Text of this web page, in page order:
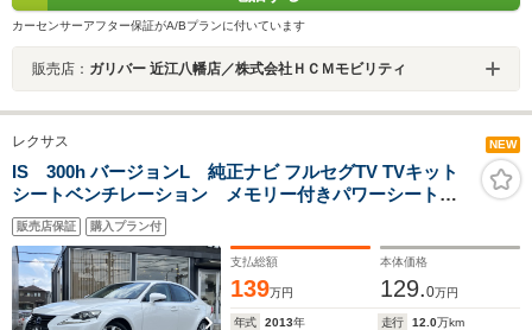
カーセンサーアフター保証がA/Bプランに付いています
販売店： ガリバー 近江八幡店／株式会社ＨＣＭモビリティ
レクサス NEW
IS 300h バージョンL 純正ナビ フルセグTV TVキット
シートベンチレーション メモリー付きパワーシート
クルコン パドルシフト ビルトインETC ブラックレザ
ー カードキー
販売店保証 購入プラン付
支払総額
139万円
本体価格
129.0万円
年式 2013年 走行 12.0万km